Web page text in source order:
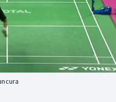
Plážový volejbal